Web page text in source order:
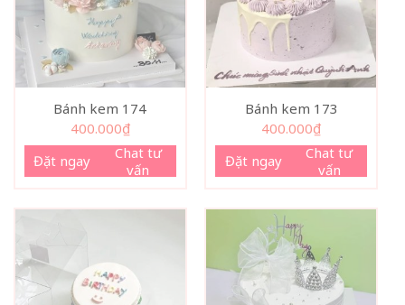
Bánh kem 174
400.000₫
Đặt ngay
Chat tư
vấn
Bánh kem 173
400.000₫
Đặt ngay
Chat tư
vấn